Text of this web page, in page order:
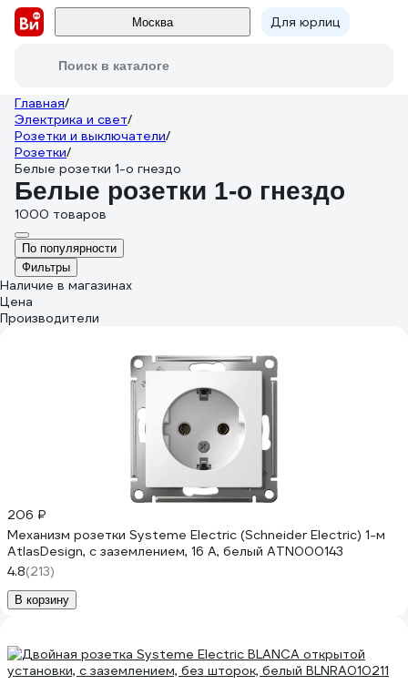
Москва Для юрлиц
Поиск в каталоге
Главная/
Электрика и свет/
Розетки и выключатели/
Розетки/
Белые розетки 1-о гнездо
Белые розетки 1-о гнездо
1000 товаров
По популярности
Фильтры
Наличие в магазинах
Цена
Производители
206 ₽
Механизм розетки Systeme Electric (Schneider Electric) 1-м
AtlasDesign, с заземлением, 16 А, белый ATN000143
4.8(213)
В корзину